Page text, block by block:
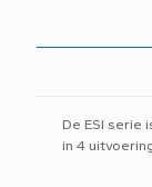
De ESI serie
in 4